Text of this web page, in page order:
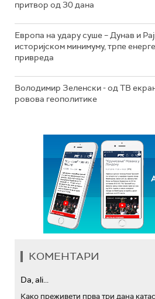
притвор од 30 дана
Европа на удару суше – Дунав и
историјском минимуму, трпе
привреда
Володимир Зеленски - од ТВ
ровова геополитике
КОМЕНТАРИ
Da, ali...
Како преживети прва три дана